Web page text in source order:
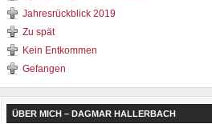
Jahresrückblick 2019
Zu spät
Kein Entkommen
Gefangen
ÜBER MICH – DAGMAR HALLERBACH